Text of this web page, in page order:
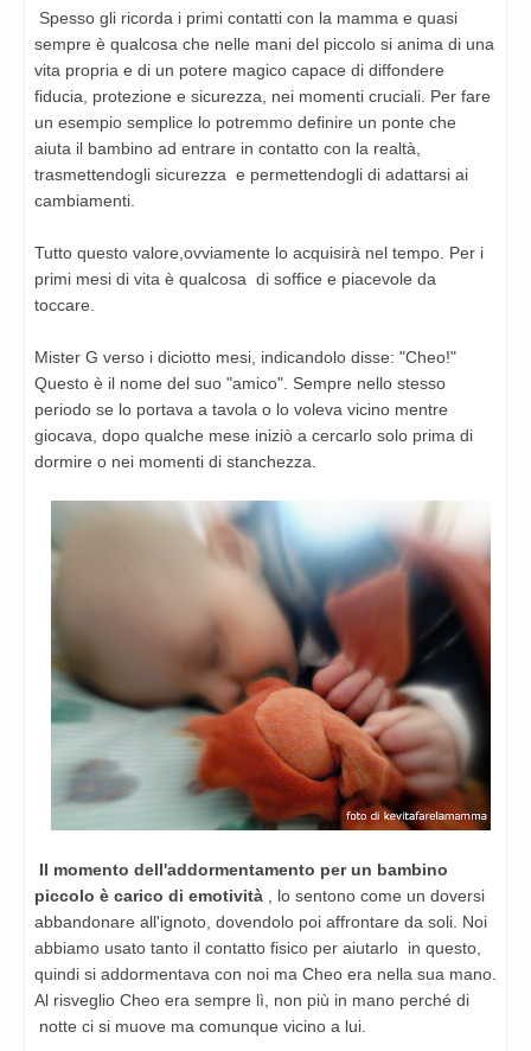
Spesso gli ricorda i primi contatti con la mamma e quasi
sempre è qualcosa che nelle mani del piccolo si anima di una
vita propria e di un potere magico capace di diffondere
fiducia, protezione e sicurezza, nei momenti cruciali. Per fare
un esempio semplice lo potremmo definire un ponte che
aiuta il bambino ad entrare in contatto con la realtà,
trasmettendogli sicurezza e permettendogli di adattarsi ai
cambiamenti.
Tutto questo valore,ovviamente lo acquisirà nel tempo. Per i
primi mesi di vita è qualcosa di soffice e piacevole da
toccare.
Mister G verso i diciotto mesi, indicandolo disse: "Cheo!"
Questo è il nome del suo "amico". Sempre nello stesso
periodo se lo portava a tavola o lo voleva vicino mentre
giocava, dopo qualche mese iniziò a cercarlo solo prima di
dormire o nei momenti di stanchezza.
Il momento dell'addormentamento per un bambino
piccolo è carico di emotività
, lo sentono come un doversi
abbandonare all'ignoto, dovendolo poi affrontare da soli. Noi
abbiamo usato tanto il contatto fisico per aiutarlo in questo,
quindi si addormentava con noi ma Cheo era nella sua mano.
Al risveglio Cheo era sempre lì, non più in mano perché di
notte ci si muove ma comunque vicino a lui.